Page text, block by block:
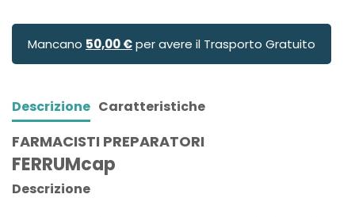
Mancano 50,00 €per avere il Trasporto Gratuito
Descrizione Caratteristiche
FARMACISTI PREPARATORI
FERRUMcap
Descrizione